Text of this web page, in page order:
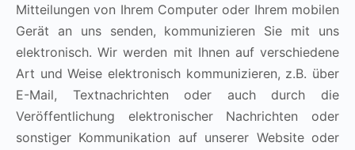
Mitteilungen von Ihrem Computer oder Ihrem mobilen
Gerät an uns senden, kommunizieren Sie mit uns
elektronisch. Wir werden mit Ihnen auf verschiedene
Art und Weise elektronisch kommunizieren, z.B. über
E-Mail, Textnachrichten oder auch durch die
Veröffentlichung elektronischer Nachrichten oder
sonstiger Kommunikation auf unserer Website oder